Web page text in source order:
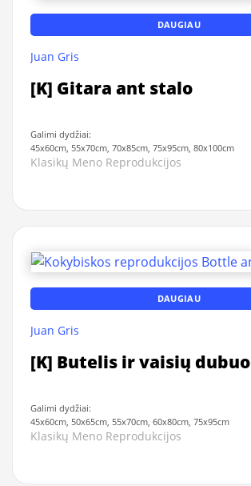
DAUGIAU
Juan Gris
[K] Gitara ant stalo
Galimi dydžiai:
45x60cm, 55x70cm, 70x85cm, 75x95cm, 80x100cm
Klasikų Meno Reprodukcijos
DAUGIAU
Juan Gris
[K] Butelis ir vaisių dubuo
Galimi dydžiai:
45x60cm, 50x65cm, 55x70cm, 60x80cm, 75x95cm
Klasikų Meno Reprodukcijos